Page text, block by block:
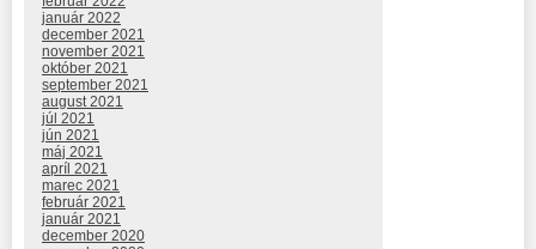
január 2022
december 2021
november 2021
október 2021
september 2021
august 2021
júl 2021
jún 2021
máj 2021
apríl 2021
marec 2021
február 2021
január 2021
december 2020